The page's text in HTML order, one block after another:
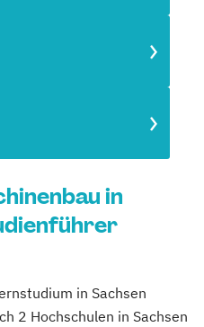
in
in Sachsen
2 Hochschulen in Sachsen